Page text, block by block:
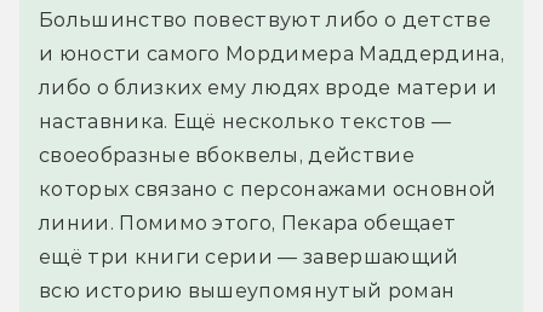
Большинство повествуют либо о детстве
и юности самого Мордимера Маддердина,
либо о близких ему людях вроде матери и
наставника. Ещё несколько текстов —
своеобразные вбоквелы, действие
которых связано с персонажами основной
линии. Помимо этого, Пекара обещает
ещё три книги серии — завершающий
всю историю вышеупомянутый роман